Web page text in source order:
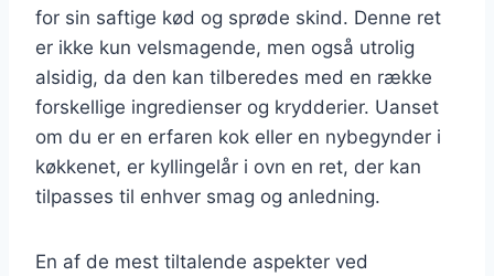
for sin saftige kød og sprøde skind. Denne ret
er ikke kun velsmagende, men også utrolig
alsidig, da den kan tilberedes med en række
forskellige ingredienser og krydderier. Uanset
om du er en erfaren kok eller en nybegynder i
køkkenet, er kyllingelår i ovn en ret, der kan
tilpasses til enhver smag og anledning.
En af de mest tiltalende aspekter ved